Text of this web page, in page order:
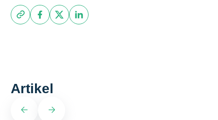
Artikel